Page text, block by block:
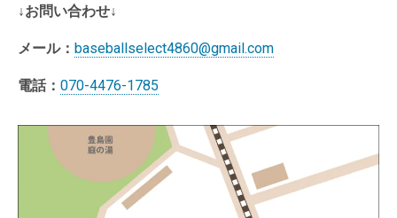
↓お問い合わせ↓
メール： baseballselect4860@gmail.com
電話： 070-4476-1785